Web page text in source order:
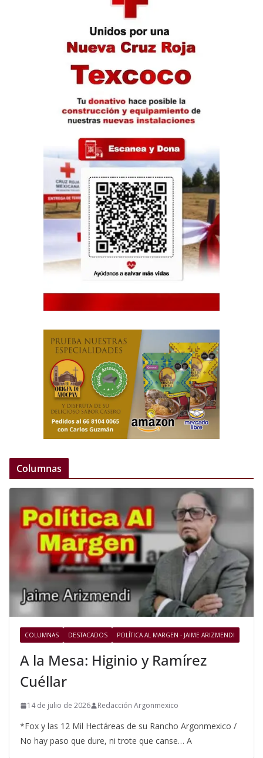
Columnas
COLUMNAS DESTACADOS POLÍTICA AL MARGEN - JAIME ARIZMENDI
A la Mesa: Higinio y Ramírez
Cuéllar
14 de julio de 2026 Redacción Argonmexico
*Fox y las 12 Mil Hectáreas de su Rancho Argonmexico /
No hay paso que dure, ni trote que canse… A